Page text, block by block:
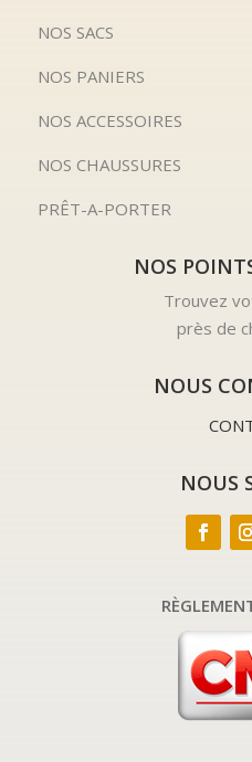
NOS SACS
NOS PANIERS
NOS ACCESSOIRES
NOS CHAUSSURES
PRÊT-A-PORTER
NOS
Trouvez
près de
NOUS
NOUS